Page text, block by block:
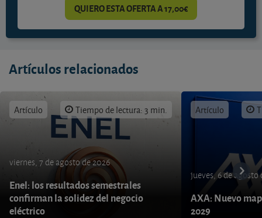
QUIERO ESTA OFERTA A 17,00€
Artículos relacionados
Artículo Tiempo de lectura: 3 min.
viernes, 7 de agosto de 2026
Enel: los resultados semestrales
confirman la solidez del negocio
eléctrico
Artículo
jueves, 6 de agosto
AXA: Nuevo
2029